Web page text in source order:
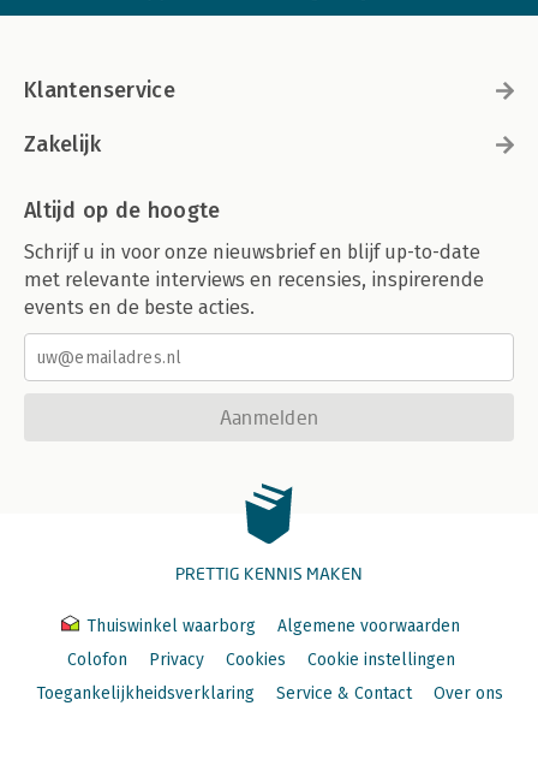
Klantenservice
Zakelijk
Altijd op de hoogte
Schrijf u in voor onze nieuwsbrief en blijf up-to-date
met relevante interviews en recensies, inspirerende
events en de beste acties.
Aanmelden
PRETTIG KENNIS MAKEN
Thuiswinkel waarborg
Algemene voorwaarden
Colofon
Privacy Cookies
Cookie instellingen
Toegankelijkheidsverklaring
Service & Contact Over ons